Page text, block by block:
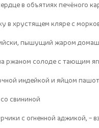
в объятиях печёного
в хрустящем кляре с
пышущий жаром
ржаном солоде с тающим
индейкой и яйцом пашот
свининой
с огненной аджикой, –